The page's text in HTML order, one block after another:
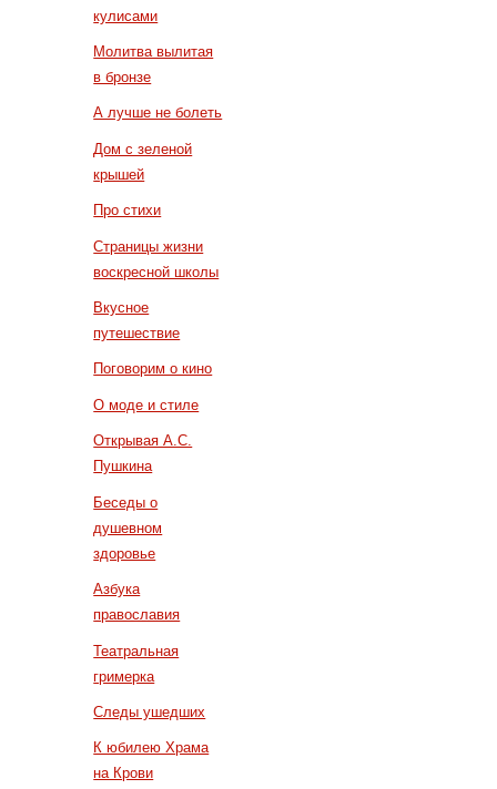
кулисами
Молитва вылитая
в бронзе
А лучше не болеть
Дом с зеленой
крышей
Про стихи
Страницы жизни
воскресной школы
Вкусное
путешествие
Поговорим о кино
О моде и стиле
Открывая А.С.
Пушкина
Беседы о
душевном
здоровье
Азбука
православия
Театральная
гримерка
Следы ушедших
К юбилею Храма
на Крови